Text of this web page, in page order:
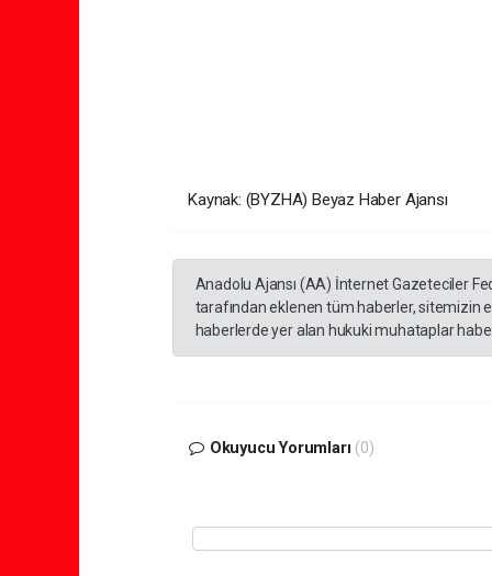
Kaynak: (BYZHA) Beyaz Haber Ajansı
Anadolu Ajansı (AA) İnternet Gazeteciler
tarafından eklenen tüm haberler, sitemizin
haberlerde yer alan hukuki muhataplar
Okuyucu Yorumları (0)